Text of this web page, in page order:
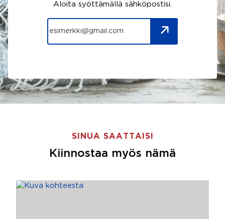
Aloita syöttämällä sähköpostisi.
SINUA SAATTAISI
Kiinnostaa myös nämä